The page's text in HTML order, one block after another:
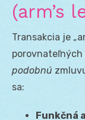
(arm’s
Transakcia je
porovnateľných
podobnú
sa:
Funkčná